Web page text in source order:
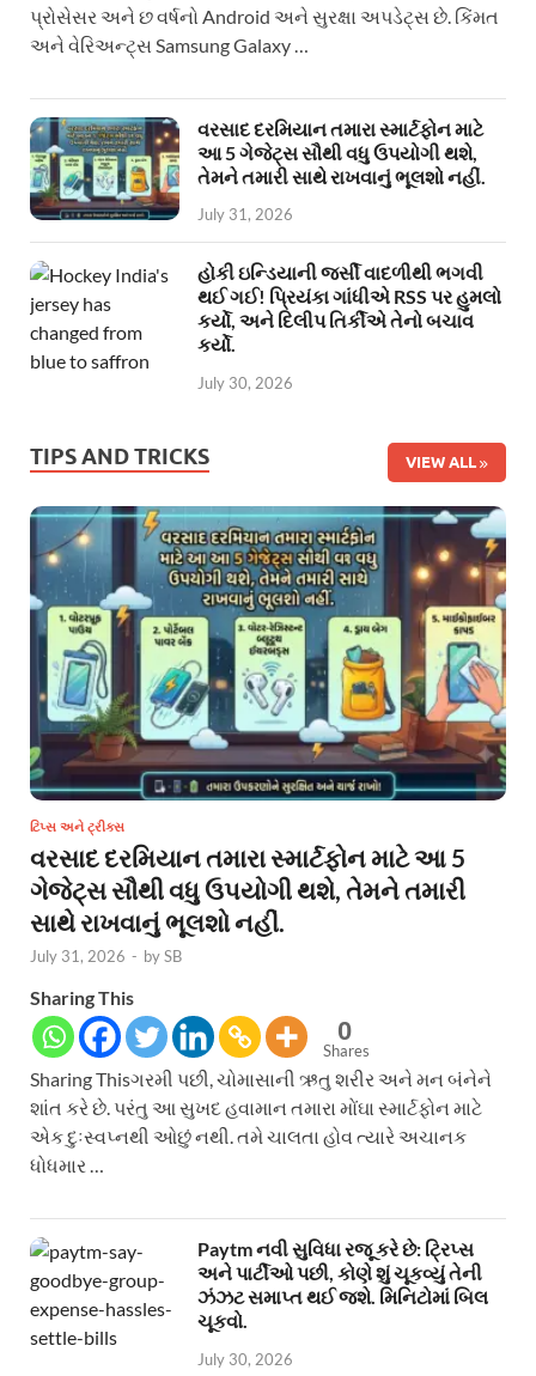
પ્રોસેસર અને છ વર્ષનો Android અને સુરક્ષા અપડેટ્સ છે. કિંમત
અને વેરિઅન્ટ્સ Samsung Galaxy …
વરસાદ દરમિયાન તમારા સ્માર્ટફોન માટે
આ 5 ગેજેટ્સ સૌથી વધુ ઉપયોગી થશે,
તેમને તમારી સાથે રાખવાનું ભૂલશો નહીં.
July 31, 2026
હોકી ઇન્ડિયાની જર્સી વાદળીથી ભગવી
થઈ ગઈ! પ્રિયંકા ગાંધીએ RSS પર હુમલો
કર્યો, અને દિલીપ તિર્કીએ તેનો બચાવ
કર્યો.
July 30, 2026
TIPS AND TRICKS VIEW ALL
ટિપ્સ અને ટ્રીક્સ
વરસાદ દરમિયાન તમારા સ્માર્ટફોન માટે આ 5
ગેજેટ્સ સૌથી વધુ ઉપયોગી થશે, તેમને તમારી
સાથે રાખવાનું ભૂલશો નહીં.
July 31, 2026 - bySB
Sharing This
0
Shares
Sharing Thisગરમી પછી, ચોમાસાની ઋતુ શરીર અને મન બંનેને
શાંત કરે છે. પરંતુ આ સુખદ હવામાન તમારા મોંઘા સ્માર્ટફોન માટે
એક દુઃસ્વપ્નથી ઓછું નથી. તમે ચાલતા હોવ ત્યારે અચાનક
ધોધમાર …
Paytm નવી સુવિધા રજૂ કરે છે: ટ્રિપ્સ
અને પાર્ટીઓ પછી, કોણે શું ચૂકવ્યું તેની
ઝંઝટ સમાપ્ત થઈ જશે. મિનિટોમાં બિલ
ચૂકવો.
July 30, 2026